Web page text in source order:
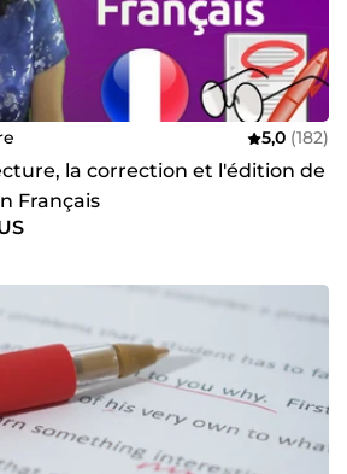
5,0 (182)
la correction et l'édition de
Français